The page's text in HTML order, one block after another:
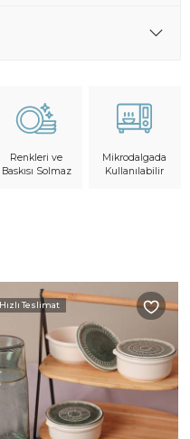
Renkleri ve
Baskısı Solmaz
Mikrodalgada
Kullanılabilir
Hızlı Teslimat